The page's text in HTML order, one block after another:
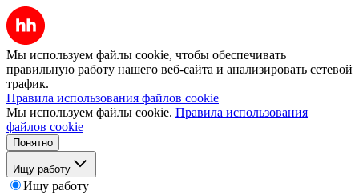
Мы используем файлы cookie, чтобы обеспечивать
правильную работу нашего веб-сайта и анализировать сетевой
трафик.
Правила использования файлов cookie
Мы используем файлы cookie. Правила использования
файлов cookie
Понятно
Ищу работу
Ищу работу